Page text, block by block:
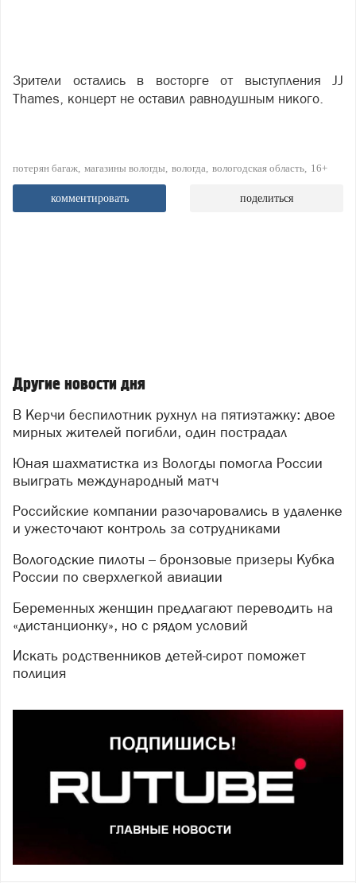
Зрители остались в восторге от выступления JJ
Thames, концерт не оставил равнодушным никого.
потерян багаж магазины вологды вологда вологодская область 16+
комментировать поделиться
Другие новости дня
В Керчи беспилотник рухнул на пятиэтажку: двое
мирных жителей погибли, один пострадал
Юная шахматистка из Вологды помогла России
выиграть международный матч
Российские компании разочаровались в удаленке
и ужесточают контроль за сотрудниками
Вологодские пилоты – бронзовые призеры Кубка
России по сверхлегкой авиации
Беременных женщин предлагают переводить на
«дистанционку», но с рядом условий
Искать родственников детей-сирот поможет
полиция